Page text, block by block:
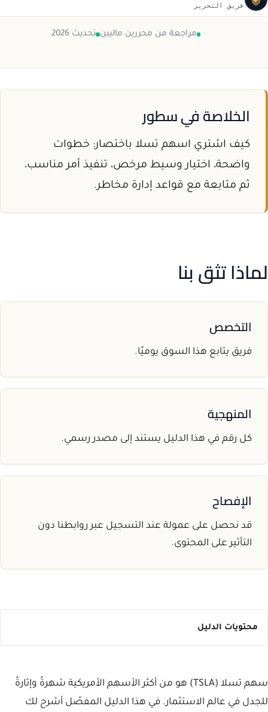
فريق التحرير
مراجعة من محررين ماليين تحديث 2026
الخلاصة في سطور
كيف اشتري اسهم تسلا باختصار: خطوات
واضحة، اختيار وسيط مرخص، تنفيذ أمر مناسب،
ثم متابعة مع قواعد إدارة مخاطر.
لماذا تثق بنا
التخصص
فريق يتابع هذا السوق يوميًا.
المنهجية
كل رقم في هذا الدليل يستند إلى مصدر رسمي.
الإفصاح
قد نحصل على عمولة عند التسجيل عبر روابطنا دون
التأثير على المحتوى.
محتويات الدليل
سهم تسلا (TSLA) هو من أكثر الأسهم الأمريكية شهرةً وإثارةً
للجدل في عالم الاستثمار. في هذا الدليل المفصّل أشرح لك